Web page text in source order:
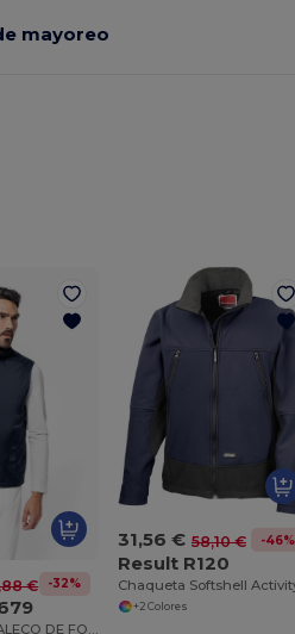
mayoreo
€ -32%
31,56 € 58,10 € -46%
Result R120
Chaqueta Softshell
+2 Colores